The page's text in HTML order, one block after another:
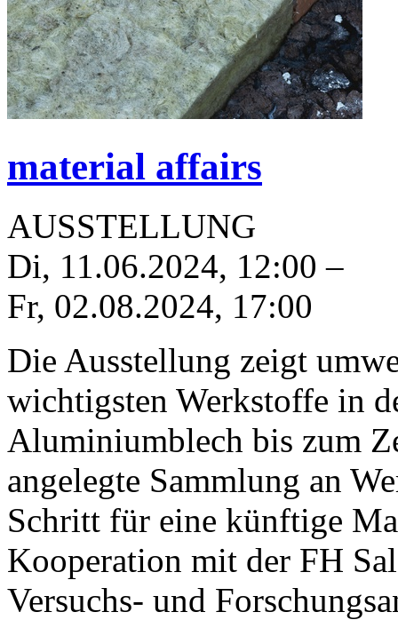
material affairs
AUSSTELLUNG
Di, 11.06.2024, 12:00 –
Fr, 02.08.2024, 17:00
Die Ausstellung zeigt
wichtigsten Werkstoffe in
Aluminiumblech bis zum
angelegte Sammlung an
Schritt für eine künftige
Kooperation mit der FH
Versuchs- und